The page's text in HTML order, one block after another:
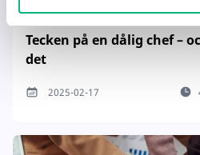
Tecken på en dålig chef –
det
2025-02-17